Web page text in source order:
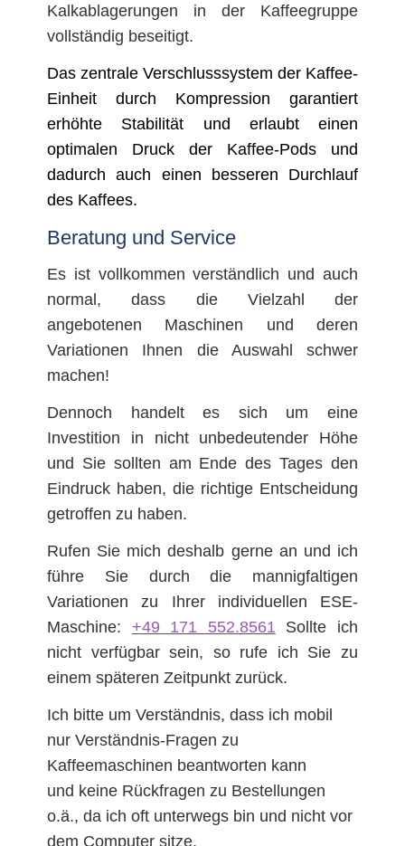
Kalkablagerungen in der Kaffeegruppe
vollständig beseitigt.
Das zentrale Verschlusssystem der Kaffee-
Einheit durch Kompression garantiert
erhöhte Stabilität und erlaubt einen
optimalen Druck der Kaffee-Pods und
dadurch auch einen besseren Durchlauf
des Kaffees.
Beratung und Service
Es ist vollkommen verständlich und auch
normal, dass die Vielzahl der
angebotenen Maschinen und deren
Variationen Ihnen die Auswahl schwer
machen!
Dennoch handelt es sich um eine
Investition in nicht unbedeutender Höhe
und Sie sollten am Ende des Tages den
Eindruck haben, die richtige Entscheidung
getroffen zu haben.
Rufen Sie mich deshalb gerne an und ich
führe Sie durch die mannigfaltigen
Variationen zu Ihrer individuellen ESE-
Maschine: +49 171 552.8561
Sollte ich
nicht verfügbar sein, so rufe ich Sie zu
einem späteren Zeitpunkt zurück.
Ich bitte um Verständnis, dass ich mobil
nur Verständnis-Fragen zu
Kaffeemaschinen beantworten kann
und keine Rückfragen zu Bestellungen
o.ä., da ich oft unterwegs bin und nicht vor
dem Computer sitze.